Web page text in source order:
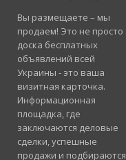
Вы размещаете – мы
продаем! Это не просто
доска бесплатных
объявлений всей
Украины - это ваша
визитная карточка.
Информационная
площадка, где
заключаются деловые
сделки, успешные
продажи и подбираются